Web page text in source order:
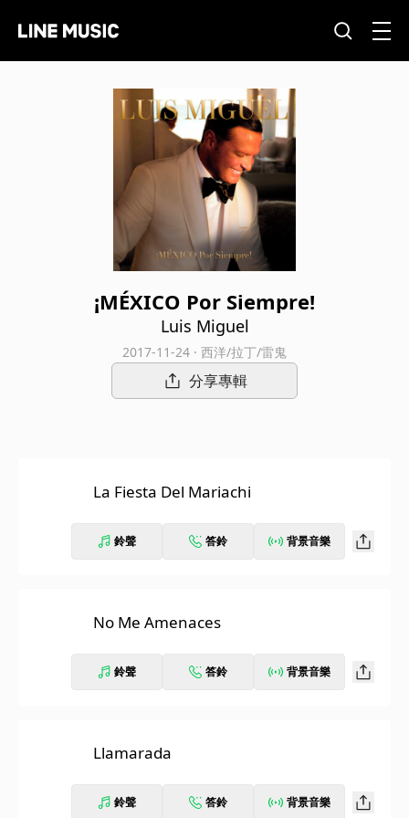
¡MÉXICO Por Siempre!
Luis Miguel
2017-11-24 · 西洋/拉丁/雷鬼
分享專輯
La Fiesta Del Mariachi
鈴聲 答鈴 背景音樂
No Me Amenaces
鈴聲 答鈴 背景音樂
Llamarada
鈴聲 答鈴 背景音樂